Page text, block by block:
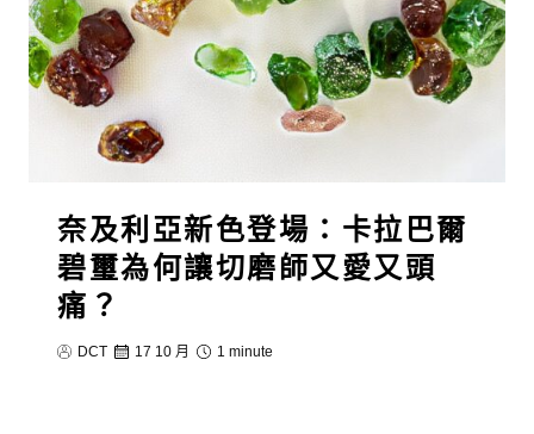
奈及利亞新色登場：卡拉巴爾
碧璽為何讓切磨師又愛又頭
痛？
DCT 17 10 月 1 minute